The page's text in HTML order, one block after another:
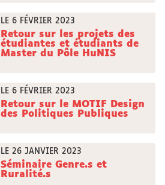
LE 6 FÉVRIER 2023
Retour sur les projets des
étudiantes et étudiants de
Master du Pôle HuNIS
LE 6 FÉVRIER 2023
Retour sur le MOTIF Design
des Politiques Publiques
LE 26 JANVIER 2023
Séminaire Genre.s et
Ruralité.s